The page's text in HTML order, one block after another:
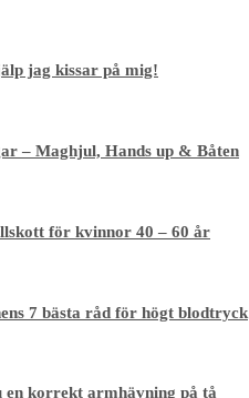
jag kissar på mig!
– Maghjul, Hands up & Båten
för kvinnor 40 – 60 år
7 bästa råd för högt blodtryck
en korrekt armhävning på tå